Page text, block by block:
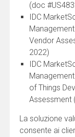
(doc
IDC
Vendor
2022)
IDC
of Things
Assessment
La soluzione
consente ai